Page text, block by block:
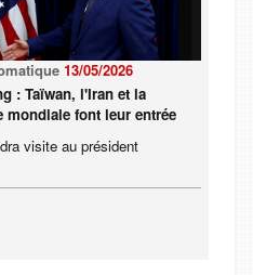
13/05/2026
: Taïwan, l'Iran et la
font leur entrée
visite au président